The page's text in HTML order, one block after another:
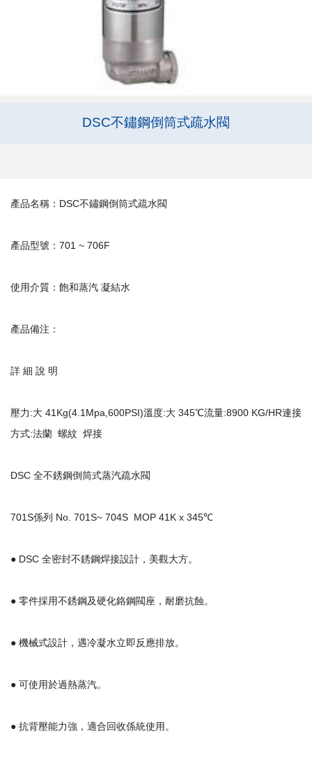
DSC不鏽鋼倒筒式疏水閥
產品名稱：DSC不鏽鋼倒筒式疏水閥
產品型號：701 ~ 706F
使用介質：飽和蒸汽 凝結水
產品備注：
詳 細 說 明
壓力:大 41Kg(4.1Mpa,600PSI)溫度:大 345℃流量:8900 KG/HR連接
方式:法蘭 螺紋 焊接
DSC 全不銹鋼倒筒式蒸汽疏水閥
701S係列 No. 701S~ 704S MOP 41K x 345℃
● DSC 全密封不銹鋼焊接設計，美觀大方。
● 零件採用不銹鋼及硬化鉻鋼閥座，耐磨抗蝕。
● 機械式設計，遇冷凝水立即反應排放。
● 可使用於過熱蒸汽。
● 抗背壓能力強，適合回收係統使用。